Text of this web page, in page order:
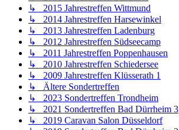
↳ 2015 Jahrestreffen Wittmund
↳ 2014 Jahrestreffen Harsewinkel
↳ 2013 Jahrestreffen Ladenburg
↳ 2012 Jahrestreffen Südseecamp
↳ 2011 Jahrestreffen Poppenhausen
↳ 2010 Jahrestreffen Schiedersee
↳ 2009 Jahrestreffen Klüsserath 1
↳ Ältere Sondertreffen
↳ 2023 Sondertreffen Trondheim
↳ 2021 Sondertreffen Bad Dürrheim 3
↳ 2019 Caravan Salon Düsseldorf